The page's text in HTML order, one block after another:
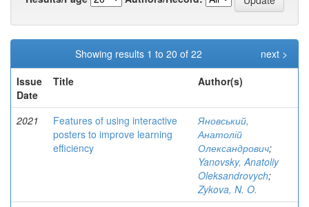
Showing results 1 to 20 of 22
next >
Issue
Date
Title Author(s)
2021
Features of using interactive
posters to improve learning
efficiency
Яновський,
Анатолій
Олександрович;
Yanovsky, Anatoliy
Oleksandrovych;
Zykova, N. O.